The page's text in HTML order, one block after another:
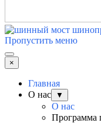
Пропустить меню
×
Главная
О нас
▼
О нас
Программа